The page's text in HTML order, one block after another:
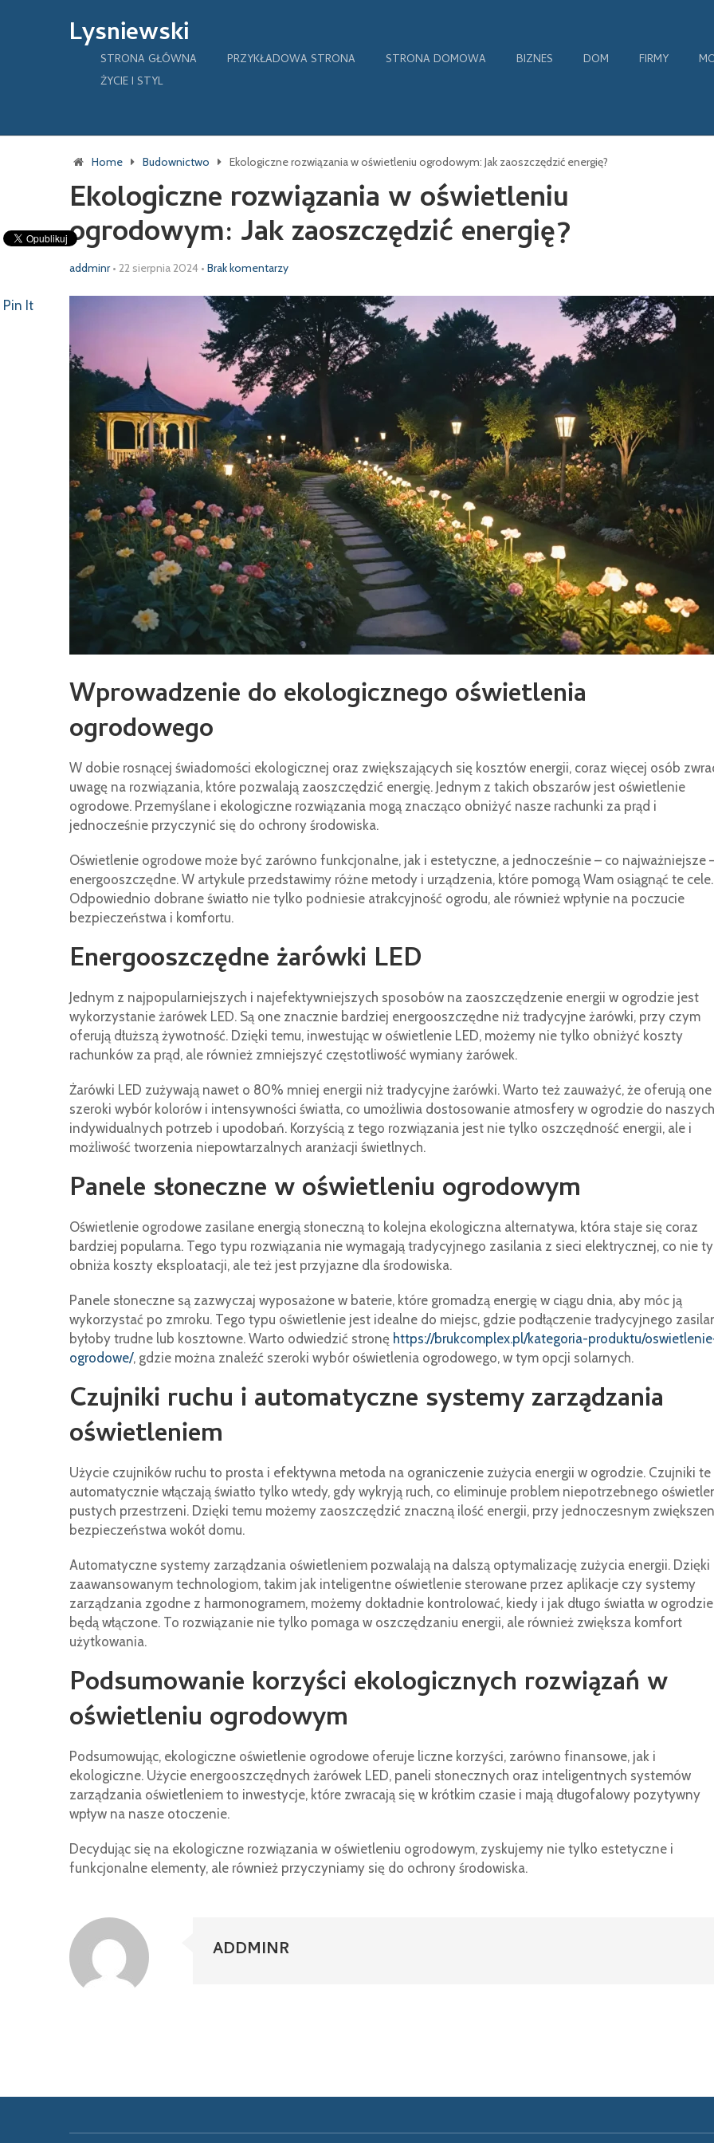
Lysniewski
STRONA GŁÓWNA PRZYKŁADOWA STRONA STRONA DOMOWA BIZNES DOM FIRMY
ŻYCIE I STYL
Home Budownictwo Ekologiczne rozwiązania w oświetleniu ogrodowym: Jak zaoszczędzić energię?
Ekologiczne rozwiązania w oświetleniu
ogrodowym: Jak zaoszczędzić energię?
addminr • 22 sierpnia 2024 • Brak komentarzy
Wprowadzenie do ekologicznego oświetlenia
ogrodowego
W dobie rosnącej świadomości ekologicznej oraz zwiększających się kosztów energii, coraz więcej osób
uwagę na rozwiązania, które pozwalają zaoszczędzić energię. Jednym z takich obszarów jest oświetlenie
ogrodowe. Przemyślane i ekologiczne rozwiązania mogą znacząco obniżyć nasze rachunki za prąd i
jednocześnie przyczynić się do ochrony środowiska.
Oświetlenie ogrodowe może być zarówno funkcjonalne, jak i estetyczne, a jednocześnie – co najważniejsze
energooszczędne. W artykule przedstawimy różne metody i urządzenia, które pomogą Wam osiągnąć te cele.
Odpowiednio dobrane światło nie tylko podniesie atrakcyjność ogrodu, ale również wpłynie na poczucie
bezpieczeństwa i komfortu.
Energooszczędne żarówki LED
Jednym z najpopularniejszych i najefektywniejszych sposobów na zaoszczędzenie energii w ogrodzie jest
wykorzystanie żarówek LED. Są one znacznie bardziej energooszczędne niż tradycyjne żarówki, przy czym
oferują dłuższą żywotność. Dzięki temu, inwestując w oświetlenie LED, możemy nie tylko obniżyć koszty
rachunków za prąd, ale również zmniejszyć częstotliwość wymiany żarówek.
Żarówki LED zużywają nawet o 80% mniej energii niż tradycyjne żarówki. Warto też zauważyć, że oferują one
szeroki wybór kolorów i intensywności światła, co umożliwia dostosowanie atmosfery w ogrodzie do naszych
indywidualnych potrzeb i upodobań. Korzyścią z tego rozwiązania jest nie tylko oszczędność energii, ale i
możliwość tworzenia niepowtarzalnych aranżacji świetlnych.
Panele słoneczne w oświetleniu ogrodowym
Oświetlenie ogrodowe zasilane energią słoneczną to kolejna ekologiczna alternatywa, która staje się coraz
bardziej popularna. Tego typu rozwiązania nie wymagają tradycyjnego zasilania z sieci elektrycznej, co nie
obniża koszty eksploatacji, ale też jest przyjazne dla środowiska.
Panele słoneczne są zazwyczaj wyposażone w baterie, które gromadzą energię w ciągu dnia, aby móc ją
wykorzystać po zmroku. Tego typu oświetlenie jest idealne do miejsc, gdzie podłączenie tradycyjnego
byłoby trudne lub kosztowne. Warto odwiedzić stronę https://brukcomplex.pl/kategoria-produktu/
ogrodowe/, gdzie można znaleźć szeroki wybór oświetlenia ogrodowego, w tym opcji solarnych.
Czujniki ruchu i automatyczne systemy zarządzania
oświetleniem
Użycie czujników ruchu to prosta i efektywna metoda na ograniczenie zużycia energii w ogrodzie. Czujniki te
automatycznie włączają światło tylko wtedy, gdy wykryją ruch, co eliminuje problem niepotrzebnego
pustych przestrzeni. Dzięki temu możemy zaoszczędzić znaczną ilość energii, przy jednoczesnym
bezpieczeństwa wokół domu.
Automatyczne systemy zarządzania oświetleniem pozwalają na dalszą optymalizację zużycia energii. Dzięki
zaawansowanym technologiom, takim jak inteligentne oświetlenie sterowane przez aplikacje czy systemy
zarządzania zgodne z harmonogramem, możemy dokładnie kontrolować, kiedy i jak długo światła w ogrodzie
będą włączone. To rozwiązanie nie tylko pomaga w oszczędzaniu energii, ale również zwiększa komfort
użytkowania.
Podsumowanie korzyści ekologicznych rozwiązań w
oświetleniu ogrodowym
Podsumowując, ekologiczne oświetlenie ogrodowe oferuje liczne korzyści, zarówno finansowe, jak i
ekologiczne. Użycie energooszczędnych żarówek LED, paneli słonecznych oraz inteligentnych systemów
zarządzania oświetleniem to inwestycje, które zwracają się w krótkim czasie i mają długofalowy pozytywny
wpływ na nasze otoczenie.
Decydując się na ekologiczne rozwiązania w oświetleniu ogrodowym, zyskujemy nie tylko estetyczne i
funkcjonalne elementy, ale również przyczyniamy się do ochrony środowiska.
Pin It
ADDMINR